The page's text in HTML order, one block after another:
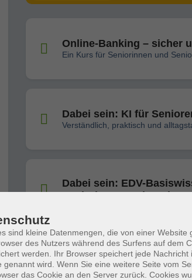
Online-Banking – sicher
Ein Kurs für Seniorinnen und
Dabei sein: KI für
Verständlich, praktisch und
Dabei sein: EDV-
Seniorinnen und
Dabei sein: EDV-
Menschen
Nur das Wichtigste einfach erklärt
sind kleine Datenmengen, die von einer Website
des Nutzers während des Surfens auf dem
werden. Ihr Browser speichert jede Nachricht
genannt wird. Wenn Sie eine weitere Seite vom
das Cookie an den Server zurück. Cookies